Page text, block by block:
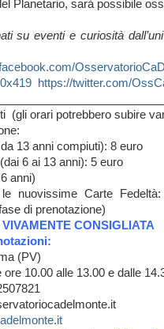
Planetario, sarà possibile
su eventi e curiosità
https://twitter.com/
(gli orari potrebbero subire
13 anni compiuti): 8 euro
6 ai 13 anni): 5 euro
anni)
nuovissime Carte
di prenotazione)
VIVAMENTE CONSIGLIATA
(PV)
10.00 alle 13.00 e dalle